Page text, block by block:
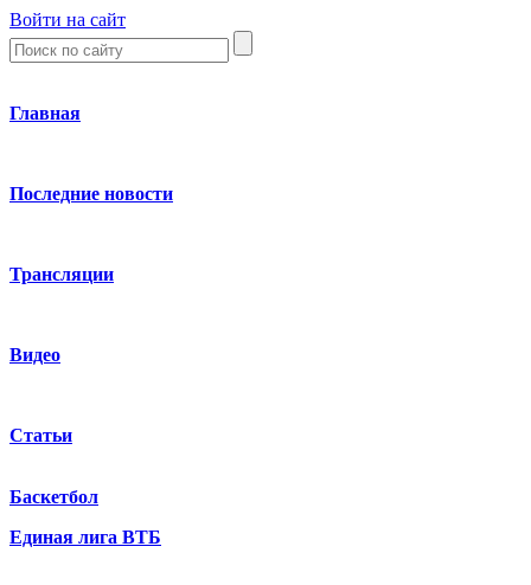
Войти на сайт
Главная
Последние новости
Трансляции
Видео
Статьи
Баскетбол
Единая лига ВТБ